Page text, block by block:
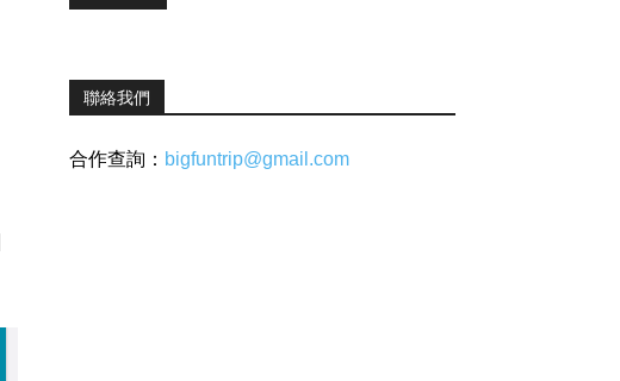
聯絡我們
合作查詢： bigfuntrip@gmail.com